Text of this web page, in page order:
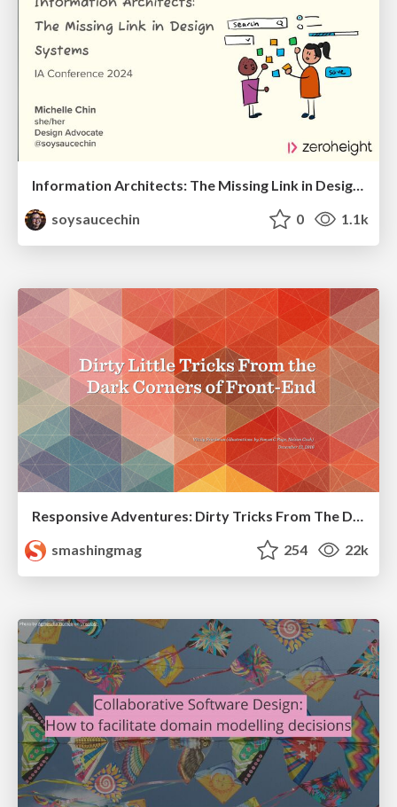
Information Architects: The Missing Link in Design Systems
soysaucechin
0 1.1k
Responsive Adventures: Dirty Tricks From The Dark Corners of Front-End
smashingmag
254 22k